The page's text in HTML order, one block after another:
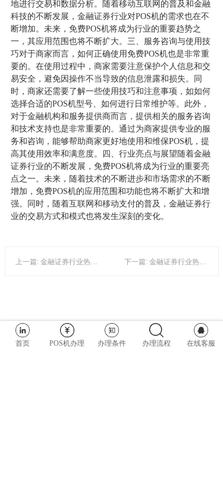
地进行交易和数据分析。随着移动互联网的普及和金融
科技的不断发展，金融证券行业对POS机的需求也在不
断增加。未来，免费POS机将成为行业的重要趋势之
一，其应用范围也将不断扩大。三、服务咨询与使用技
巧对于商家而言，如何正确使用免费POS机也是非常重
要的。在使用过程中，商家需要注意保护个人信息和交
易安全，避免因操作不当导致的信息泄露和损失。同
时，商家还需要了解一些使用技巧和注意事项，如如何
选择合适的POS机型号、如何进行日常维护等。此外，
对于金融机构和服务提供商而言，提供相关的服务咨询
和技术支持也是非常重要的。通过为商家提供专业的服
务和咨询，能够帮助商家更好地使用和维保POS机，提
高其使用效率和满意度。四、行业亮点与展望随着金融
证券行业的不断发展，免费POS机将成为行业的重要亮
点之一。未来，随着技术的不断进步和市场需求的不断
增加，免费POS机的应用范围和功能也将不断扩大和增
强。同时，随着互联网和移动支付的普及，金融证券行
业的交易方式和模式也将发生深刻的变化。
上一篇: 金融证券行业热点分析：POS机技术与发展趋势 下一篇: 金融证券行业热点分析：POS机免费与支付平台关系探讨
首页 POS机办理 办理条件 办理流程 在线客服